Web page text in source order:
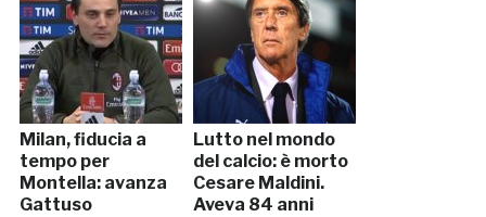
Milan, fiducia a
tempo per
Montella: avanza
Gattuso
Lutto nel mondo
del calcio: è morto
Cesare Maldini.
Aveva 84 anni